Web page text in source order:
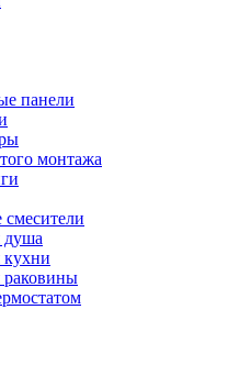
панели
монтажа
смесители
душа
кухни
раковины